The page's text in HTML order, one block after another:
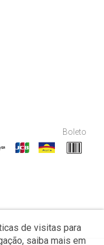
Boleto
de visitas para
saiba mais em